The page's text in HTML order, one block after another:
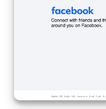
Centre de contact
Téléphonie